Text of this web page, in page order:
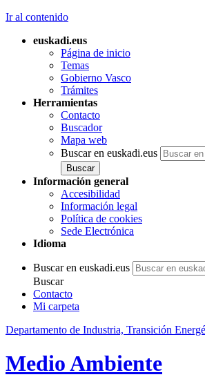
Ir al contenido
euskadi.eus
Página de inicio
Temas
Gobierno Vasco
Trámites
Herramientas
Contacto
Buscador
Mapa web
Buscar en euskadi.eus
Información general
Accesibilidad
Información legal
Política de cookies
Sede Electrónica
Idioma
Buscar en euskadi.eus
Buscar
Contacto
Mi carpeta
Departamento de Industria, Transición
Medio Ambiente